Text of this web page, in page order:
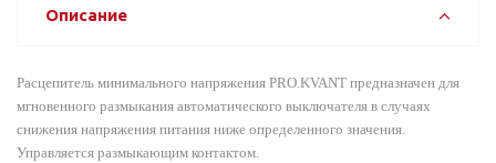
Описание
Расцепитель минимального напряжения PRO.KVANT предназначен для
мгновенного размыкания автоматического выключателя в случаях
снижения напряжения питания ниже определенного значения.
Управляется размыкающим контактом.